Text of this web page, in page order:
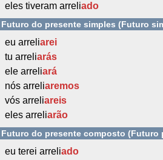
eles tiveram arreliado
Futuro do presente simples (Futuro
eu arreliarei
tu arreliarás
ele arreliará
nós arreliaremos
vós arreliareis
eles arreliarão
Futuro do presente composto (Futuro
eu terei arreliado